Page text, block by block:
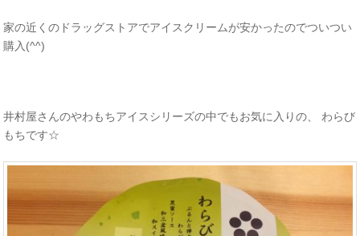
家の近くのドラッグストアでアイスクリームが安かったのでついつい
購入(^^)
井村屋さんのやわもちアイスシリーズの中でもお気に入りの、 わらび
もちです☆